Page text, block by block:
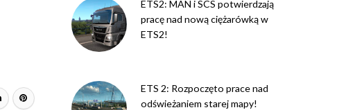
ETS2: MAN i SCS potwierdzają
pracę nad nową ciężarówką w
ETS2!
ETS 2: Rozpoczęto prace nad
odświeżaniem starej mapy!